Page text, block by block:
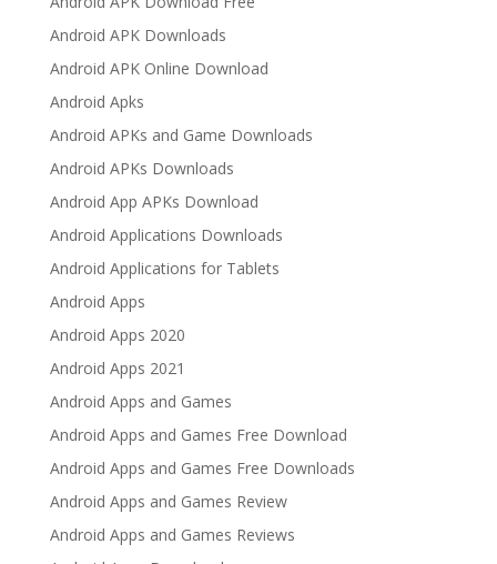
Android APK Downloads
Android APK Online Download
Android Apks
Android APKs and Game Downloads
Android APKs Downloads
Android App APKs Download
Android Applications Downloads
Android Applications for Tablets
Android Apps
Android Apps 2020
Android Apps 2021
Android Apps and Games
Android Apps and Games Free Download
Android Apps and Games Free Downloads
Android Apps and Games Review
Android Apps and Games Reviews